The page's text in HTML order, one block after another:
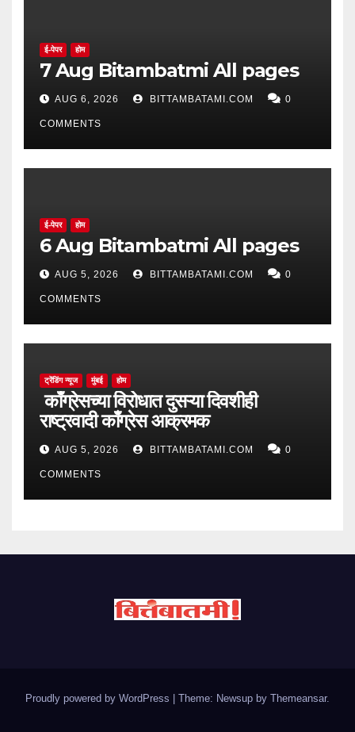
ई-पेपर होम
7 Aug Bitambatmi All pages
AUG 6, 2026 BITTAMBATAMI.COM 0
COMMENTS
ई-पेपर होम
6 Aug Bitambatmi All pages
AUG 5, 2026 BITTAMBATAMI.COM 0
COMMENTS
ट्रेंडिंग न्यूज मुंबई होम
काँग्रेसच्या विरोधात दुसऱ्या दिवशीही
राष्ट्रवादी काँग्रेस आक्रमक
AUG 5, 2026 BITTAMBATAMI.COM 0
COMMENTS
Proudly powered by WordPress | Theme: Newsup by Themeansar.